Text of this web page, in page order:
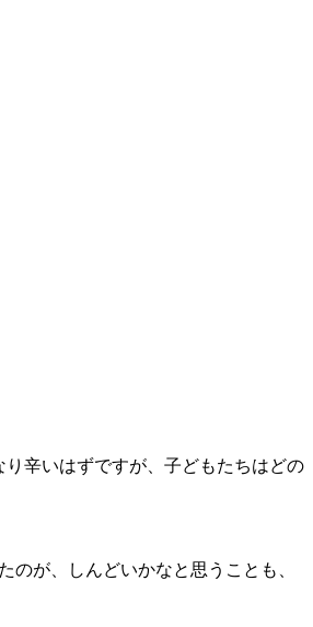
辛いはずですが、子どもたちはどの
が、しんどいかなと思うことも、